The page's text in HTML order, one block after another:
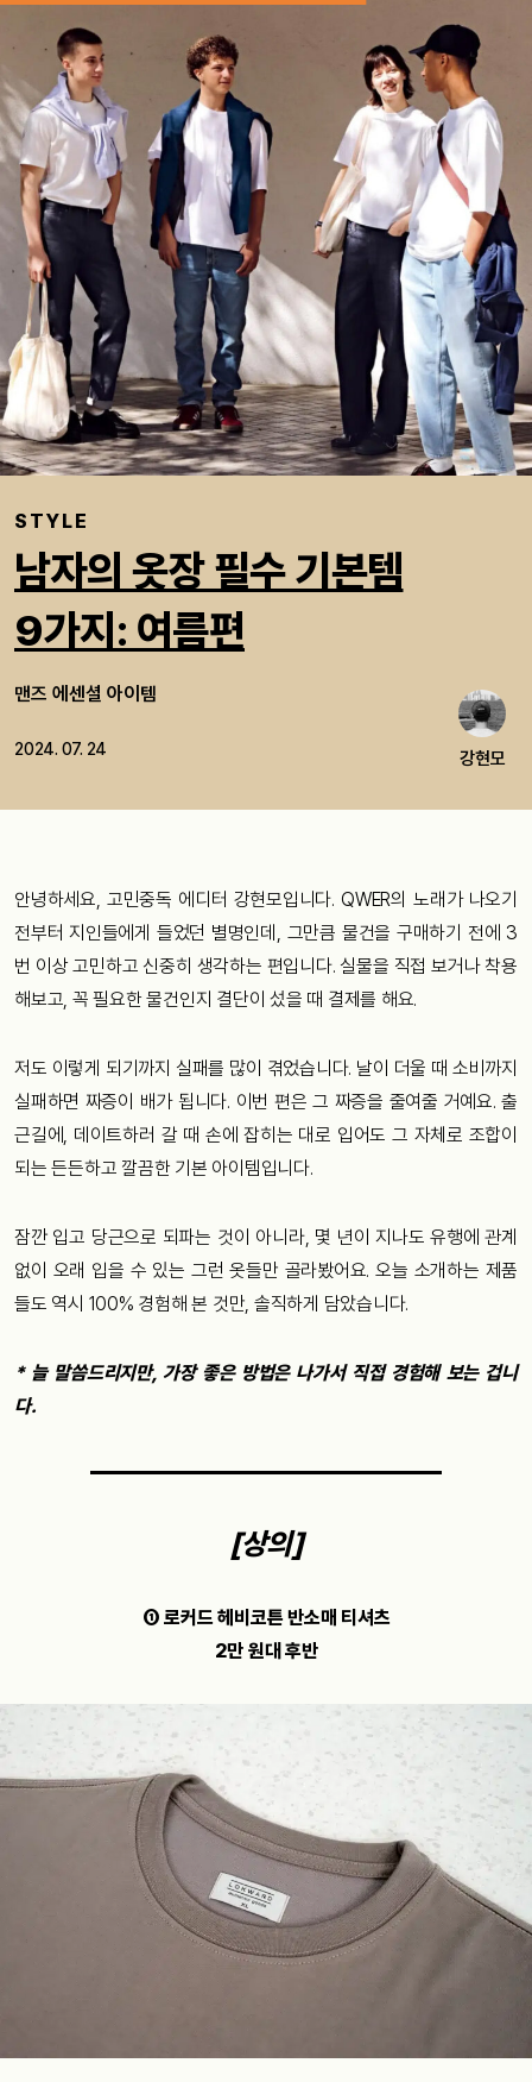
STYLE
남자의 옷장 필수 기본템
9가지: 여름편
맨즈 에센셜 아이템
2024. 07. 24 강현모
안녕하세요, 고민중독 에디터 강현모입니다. QWER의 노래가 나오기
전부터 지인들에게 들었던 별명인데, 그만큼 물건을 구매하기 전에 3
번 이상 고민하고 신중히 생각하는 편입니다. 실물을 직접 보거나 착용
해보고, 꼭 필요한 물건인지 결단이 섰을 때 결제를 해요.
저도 이렇게 되기까지 실패를 많이 겪었습니다. 날이 더울 때 소비까지
실패하면 짜증이 배가 됩니다. 이번 편은 그 짜증을 줄여줄 거예요. 출
근길에, 데이트하러 갈 때 손에 잡히는 대로 입어도 그 자체로 조합이
되는 든든하고 깔끔한 기본 아이템입니다.
잠깐 입고 당근으로 되파는 것이 아니라, 몇 년이 지나도 유행에 관계
없이 오래 입을 수 있는 그런 옷들만 골라봤어요. 오늘 소개하는 제품
들도 역시 100% 경험해 본 것만, 솔직하게 담았습니다.
* 늘 말씀드리지만, 가장 좋은 방법은 나가서 직접 경험해 보는 겁니
다.
[상의]
① 로커드 헤비코튼 반소매 티셔츠
2만 원대 후반